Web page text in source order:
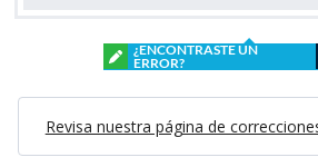
¿ENCONTRASTE UN
ERROR?
Revisa nuestra página de